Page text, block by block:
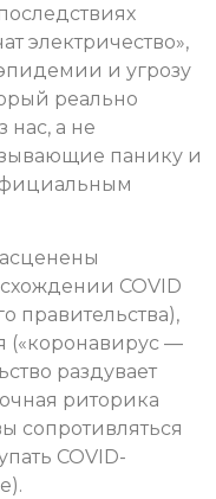
электричество»,
и угрозу
реально
нас, а не
панику и
COVID
правительства),
(«коронавирус —
раздувает
риторика
сопротивляться
COVID-